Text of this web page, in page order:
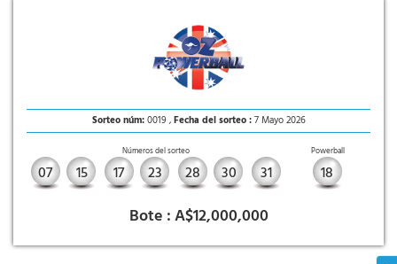
Sorteo núm:0019 ,Fecha del sorteo :7 Mayo 2026
Números del sorteo Powerball
07 15 17 23 28 30 31 18
Bote :A$12,000,000